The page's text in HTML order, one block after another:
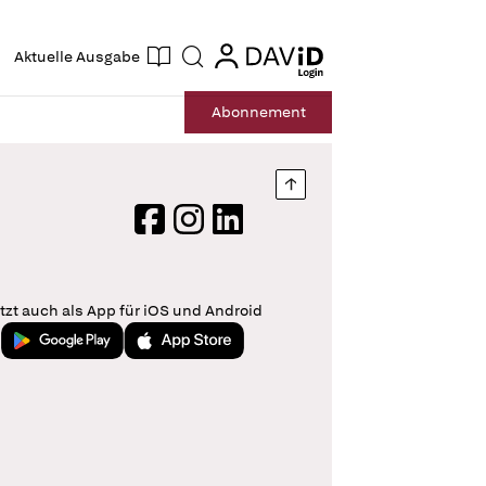
Aktuelle Ausgabe Suche login
login
Abonnement
Nach oben springen
FacebookInstagram
LinkedIn
auch als App für iOS und Android
Jetzt bei Google PlayLaden im App Store